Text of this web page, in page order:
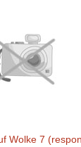
Wolke 7